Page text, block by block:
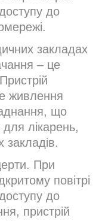
до
закладах
– це
живлення
що
лікарень,
закладів.
При
повітрі
до
пристрій